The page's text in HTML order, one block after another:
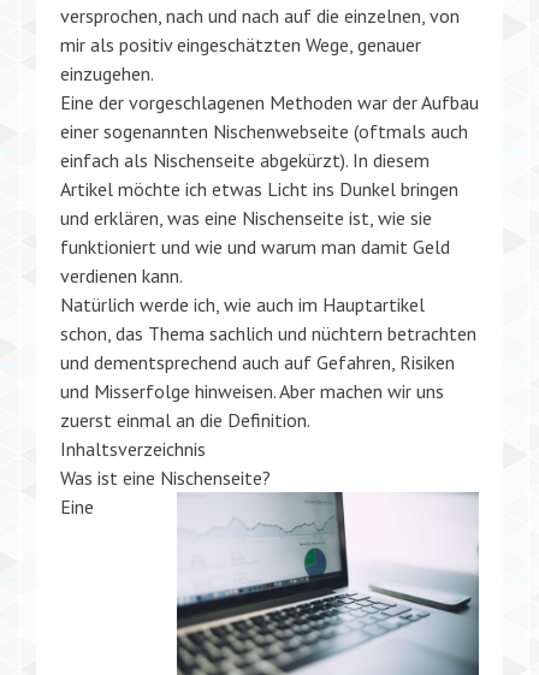
versprochen, nach und nach auf die einzelnen, von
mir als positiv eingeschätzten Wege, genauer
einzugehen.
Eine der vorgeschlagenen Methoden war der Aufbau
einer sogenannten Nischenwebseite (oftmals auch
einfach als Nischenseite abgekürzt). In diesem
Artikel möchte ich etwas Licht ins Dunkel bringen
und erklären, was eine Nischenseite ist, wie sie
funktioniert und wie und warum man damit Geld
verdienen kann.
Natürlich werde ich, wie auch im Hauptartikel
schon, das Thema sachlich und nüchtern betrachten
und dementsprechend auch auf Gefahren, Risiken
und Misserfolge hinweisen. Aber machen wir uns
zuerst einmal an die Definition.
Inhaltsverzeichnis
Was ist eine Nischenseite?
Eine